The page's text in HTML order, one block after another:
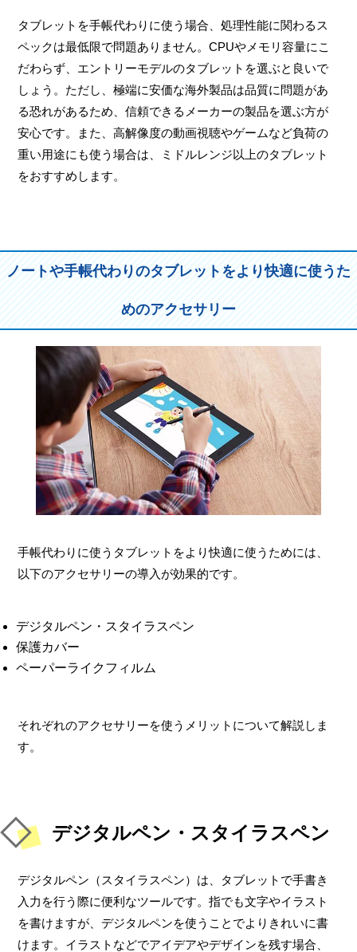
タブレットを手帳代わりに使う場合、処理性能に関わるス
ペックは最低限で問題ありません。CPUやメモリ容量にこ
だわらず、エントリーモデルのタブレットを選ぶと良いで
しょう。ただし、極端に安価な海外製品は品質に問題があ
る恐れがあるため、信頼できるメーカーの製品を選ぶ方が
安心です。また、高解像度の動画視聴やゲームなど負荷の
重い用途にも使う場合は、ミドルレンジ以上のタブレット
をおすすめします。
ノートや手帳代わりのタブレットをより快適に使うた
めのアクセサリー
手帳代わりに使うタブレットをより快適に使うためには、
以下のアクセサリーの導入が効果的です。
デジタルペン・スタイラスペン
保護カバー
ペーパーライクフィルム
それぞれのアクセサリーを使うメリットについて解説しま
す。
デジタルペン・スタイラスペン
デジタルペン（スタイラスペン）は、タブレットで手書き
入力を行う際に便利なツールです。指でも文字やイラスト
を書けますが、デジタルペンを使うことでよりきれいに書
けます。イラストなどでアイデアやデザインを残す場合、